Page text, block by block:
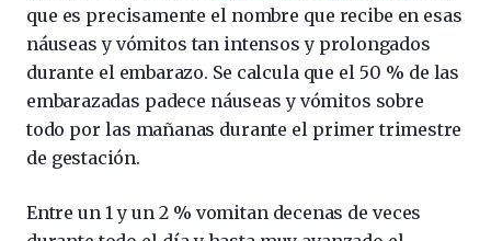
que es precisamente el nombre que recibe en esas
náuseas y vómitos tan intensos y prolongados
durante el embarazo. Se calcula que el 50 % de las
embarazadas padece náuseas y vómitos sobre
todo por las mañanas durante el primer trimestre
de gestación.
Entre un 1 y un 2 % vomitan decenas de veces